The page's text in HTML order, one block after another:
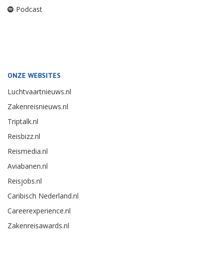
Podcast
ONZE WEBSITES
Luchtvaartnieuws.nl
Zakenreisnieuws.nl
Triptalk.nl
Reisbizz.nl
Reismedia.nl
Aviabanen.nl
Reisjobs.nl
Caribisch Nederland.nl
Careerexperience.nl
Zakenreisawards.nl